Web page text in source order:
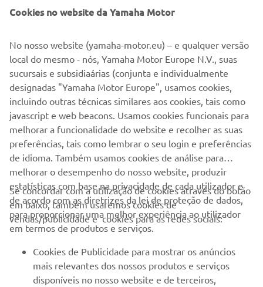
Products) na Yamaha
Julho 2015
Diretor de Divisão RVPP
(Recreational vehicles
and Power Products) na
Yamaha Motor Europe
N.V.
Julho 2018
Country Manager da
Yamaha Motor
Scandinavia
EMPRESA
MAIS YAMAHA
Cookies no website da Yamaha Motor
No nosso website (yamaha-motor.eu) – e qualquer versão
local do mesmo - nós, Yamaha Motor Europe N.V., suas
sucursais e subsidiaárias (conjunta e individualmente
designadas "Yamaha Motor Europe", usamos cookies,
incluindo outras técnicas similares aos cookies, tais como
javascript e web beacons. Usamos cookies funcionais para
melhorar a funcionalidade do website e recolher as suas
preferências, tais como lembrar o seu login e preferências
de idioma. Também usamos cookies de análise para
melhorar o desempenho do nosso website, produzir
estatísticas com base na privacidade de cada utilizador e
de acordo com as diretrizes da lei de proteção de dados,
para proporcionar uma melhor experiência ao utilizador
em termos de produtos e serviços.
Se concordar com a utilização de cookies através do botão
em baixo, também usaremos cookies de
vendas/publicidade e cookies para as redes sociais:
Cookies de Publicidade para mostrar os anúncios
mais relevantes dos nossos produtos e serviços
disponíveis no nosso website e de terceiros,